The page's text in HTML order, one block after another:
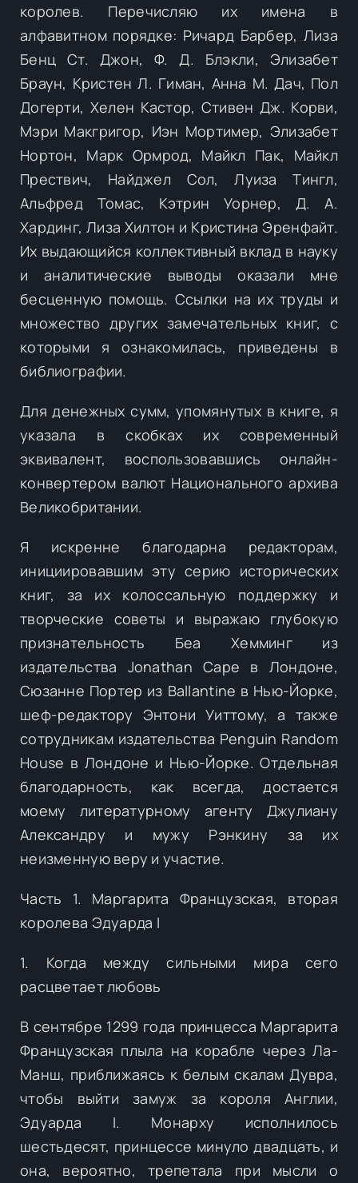
королев. Перечисляю их имена в
алфавитном порядке: Ричард Барбер, Лиза
Бенц Ст. Джон, Ф. Д. Блэкли, Элизабет
Браун, Кристен Л. Гиман, Анна М. Дач, Пол
Догерти, Хелен Кастор, Стивен Дж. Корви,
Мэри Макгригор, Иэн Мортимер, Элизабет
Нортон, Марк Ормрод, Майкл Пак, Майкл
Прествич, Найджел Сол, Луиза Тингл,
Альфред Томас, Кэтрин Уорнер, Д. А.
Хардинг, Лиза Хилтон и Кристина Эренфайт.
Их выдающийся коллективный вклад в науку
и аналитические выводы оказали мне
бесценную помощь. Ссылки на их труды и
множество других замечательных книг, с
которыми я ознакомилась, приведены в
библиографии.
Для денежных сумм, упомянутых в книге, я
указала в скобках их современный
эквивалент, воспользовавшись онлайн-
конвертером валют Национального архива
Великобритании.
Я искренне благодарна редакторам,
инициировавшим эту серию исторических
книг, за их колоссальную поддержку и
творческие советы и выражаю глубокую
признательность Беа Хемминг из
издательства Jonathan Саре в Лондоне,
Сюзанне Портер из Ballantine в Нью-Йорке,
шеф-редактору Энтони Уиттому, а также
сотрудникам издательства Penguin Random
House в Лондоне и Нью-Йорке. Отдельная
благодарность, как всегда, достается
моему литературному агенту Джулиану
Александру и мужу Рэнкину за их
неизменную веру и участие.
Часть 1. Маргарита Французская, вторая
королева Эдуарда I
1. Когда между сильными мира сего
расцветает любовь
В сентябре 1299 года принцесса Маргарита
Французская плыла на корабле через Ла-
Манш, приближаясь к белым скалам Дувра,
чтобы выйти замуж за короля Англии,
Эдуарда I. Монарху исполнилось
шестьдесят, принцессе минуло двадцать, и
она, вероятно, трепетала при мысли о